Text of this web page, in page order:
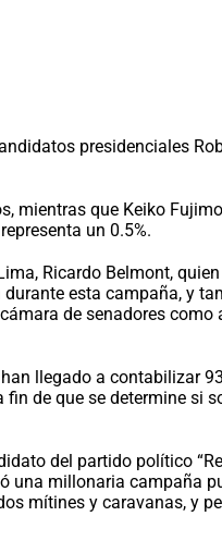
presidenciales
mientras que Keiko
un 0.5%.
Ricardo Belmont,
esta campaña, y
de senadores como
llegado a contabilizar
de que se determine si
del partido político
una millonaria campaña
mítines y caravanas, y